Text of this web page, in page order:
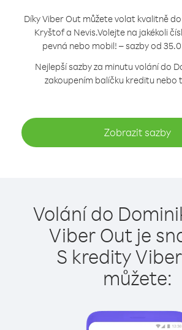
Díky Viber Out můžete volat kvalitně
Kryštof a Nevis.Volejte na jakékoli
pevná nebo mobil! – sazby od
Nejlepší sazby za minutu volání do
zakoupením balíčku kreditu nebo
Zobrazit sazby
Volání do
Viber Out je
S kredity
můžete: